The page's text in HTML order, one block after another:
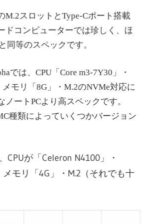
M.2スロットとType-Cポート搭載
ドコンピューターでは珍しく、ほ
同等のスペックです。
では、CPU「Core m3-7Y30」・
モリ「8G」・M.2のNVMe対応に
ノートPCより高スペックです。
種類によっていくつかバージョン
CPUが「Celeron N4100」・
メモリ「4G」・M.2（それでも十